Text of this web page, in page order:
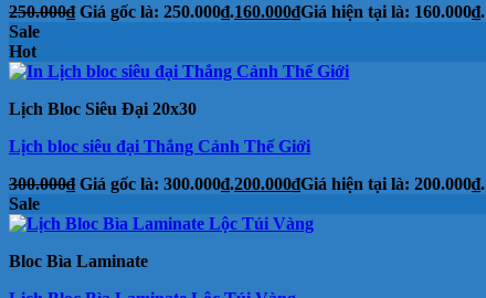
250.000₫ Giá gốc là: 250.000₫.160.000₫Giá hiện tại là: 160.000₫.
Sale
Hot
Lịch Bloc Siêu Đại 20x30
Lịch bloc siêu đại Thắng Cảnh Thế Giới
300.000₫ Giá gốc là: 300.000₫.200.000₫Giá hiện tại là: 200.000₫.
Sale
Bloc Bìa Laminate